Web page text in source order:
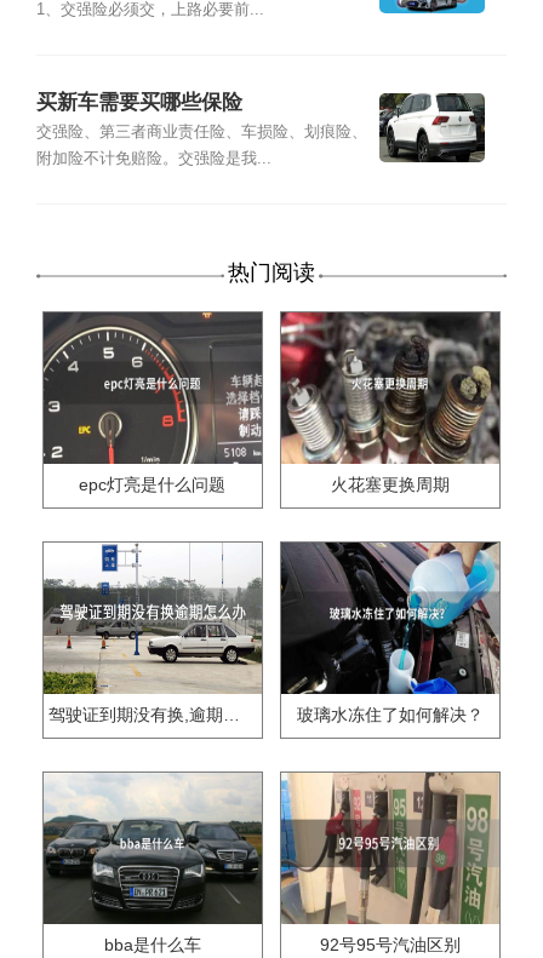
1、交强险必须交，上路必要前...
买新车需要买哪些保险
交强险、第三者商业责任险、车损险、划痕险、
附加险不计免赔险。交强险是我...
热门阅读
epc灯亮是什么问题 火花塞更换周期
驾驶证到期没有换,逾期怎么办?? 玻璃水冻住了如何解决？
bba是什么车 92号95号汽油区别